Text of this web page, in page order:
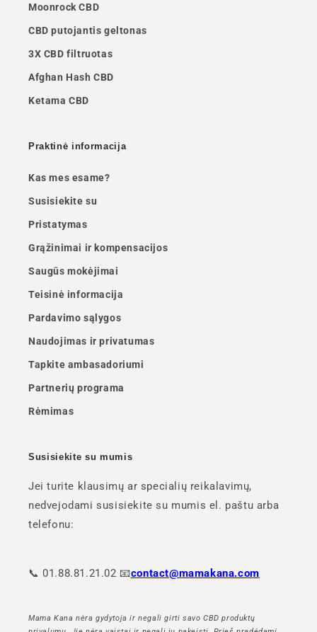
Moonrock CBD
CBD putojantis geltonas
3X CBD filtruotas
Afghan Hash CBD
Ketama CBD
Praktinė informacija
Kas mes esame?
Susisiekite su
Pristatymas
Grąžinimai ir kompensacijos
Saugūs mokėjimai
Teisinė informacija
Pardavimo sąlygos
Naudojimas ir privatumas
Tapkite ambasadoriumi
Partnerių programa
Rėmimas
Susisiekite su mumis
Jei turite klausimų ar specialių reikalavimų,
nedvejodami susisiekite su mumis el. paštu arba
telefonu:
📞 01.88.81.21.02 📧contact@mamakana.com
Mama Kana nėra gydytoja ir negali girti savo CBD produktų